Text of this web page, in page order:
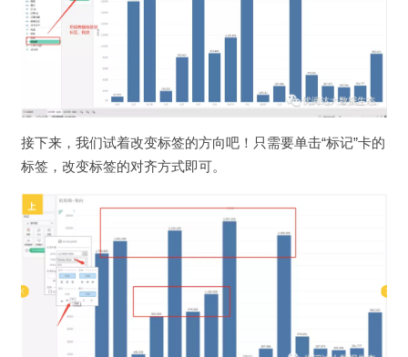
接下来，我们试着改变标签的方向吧！只需要单击“标记”卡的
标签，改变标签的对齐方式即可。